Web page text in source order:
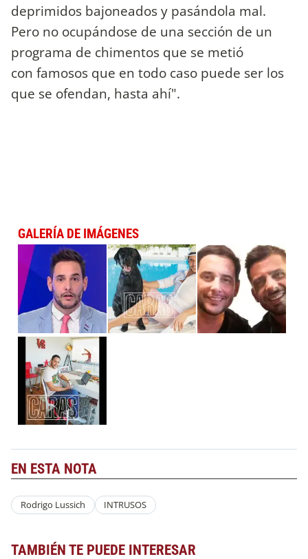
deprimidos bajoneados y pasándola mal.
Pero no ocupándose de una sección de un
programa de chimentos que se metió
con famosos que en todo caso puede ser los
que se ofendan, hasta ahí".
GALERÍA DE IMÁGENES
EN ESTA NOTA
Rodrigo Lussich INTRUSOS
TAMBIÉN TE PUEDE INTERESAR